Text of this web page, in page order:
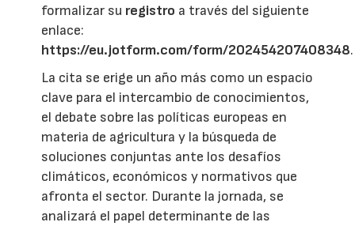
formalizar su registro a través del siguiente
enlace:
https://eu.jotform.com/form/202454207408348.
La cita se erige un año más como un espacio
clave para el intercambio de conocimientos,
el debate sobre las políticas europeas en
materia de agricultura y la búsqueda de
soluciones conjuntas ante los desafíos
climáticos, económicos y normativos que
afronta el sector. Durante la jornada, se
analizará el papel determinante de las